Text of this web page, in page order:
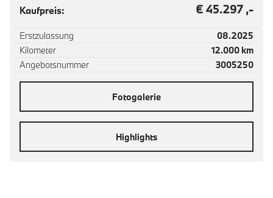
Kaufpreis:
€ 45.297 ,-
Erstzulassung
08.2025
Kilometer
12.000 km
Angebotsnummer
3005250
Fotogalerie
Highlights